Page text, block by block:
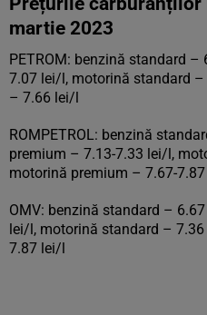
martie 2023
PETROM: benzină standard
7.07 lei/l, motorină standard
– 7.66 lei/l
ROMPETROL: benzină
premium – 7.13-7.33 lei/l,
motorină premium – 7.67-
OMV: benzină standard –
lei/l, motorină standard –
7.87 lei/l